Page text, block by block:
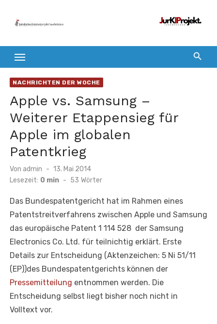
Inhalt
NACHRICHTEN DER WOCHE
Apple vs. Samsung –
Weiterer Etappensieg für
Apple im globalen
Patentkrieg
Von admin
Veröffentlicht
am
13. Mai 2014
Lesezeit: 0 min - 53 Wörter
Das Bundespatentgericht hat im Rahmen eines
Patentstreitverfahrens zwischen Apple und Samsung
das europäische Patent 1 114 528 der Samsung
Electronics Co. Ltd. für teilnichtig erklärt. Erste
Details zur Entscheidung (Aktenzeichen: 5 Ni 51/11
(EP))des Bundespatentgerichts können der
Pressemitteilung entnommen werden. Die
Entscheidung selbst liegt bisher noch nicht in
Volltext vor.